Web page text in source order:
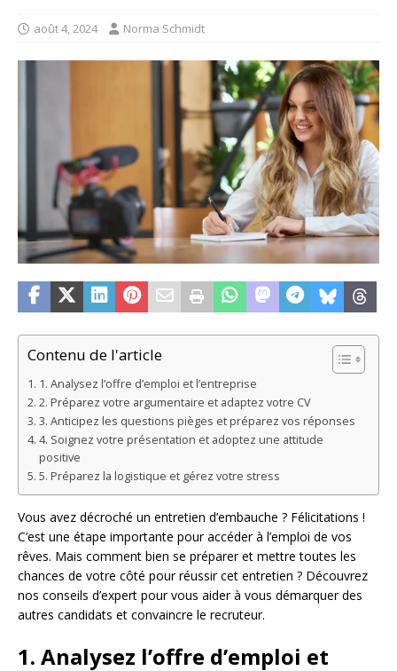
août 4, 2024 Norma Schmidt
Contenu de l'article
1. Analysez l’offre d’emploi et l’entreprise
2. Préparez votre argumentaire et adaptez votre CV
3. Anticipez les questions pièges et préparez vos réponses
4. Soignez votre présentation et adoptez une attitude
positive
5. Préparez la logistique et gérez votre stress
Vous avez décroché un entretien d’embauche ? Félicitations !
C’est une étape importante pour accéder à l’emploi de vos
rêves. Mais comment bien se préparer et mettre toutes les
chances de votre côté pour réussir cet entretien ? Découvrez
nos conseils d’expert pour vous aider à vous démarquer des
autres candidats et convaincre le recruteur.
1. Analysez l’offre d’emploi et